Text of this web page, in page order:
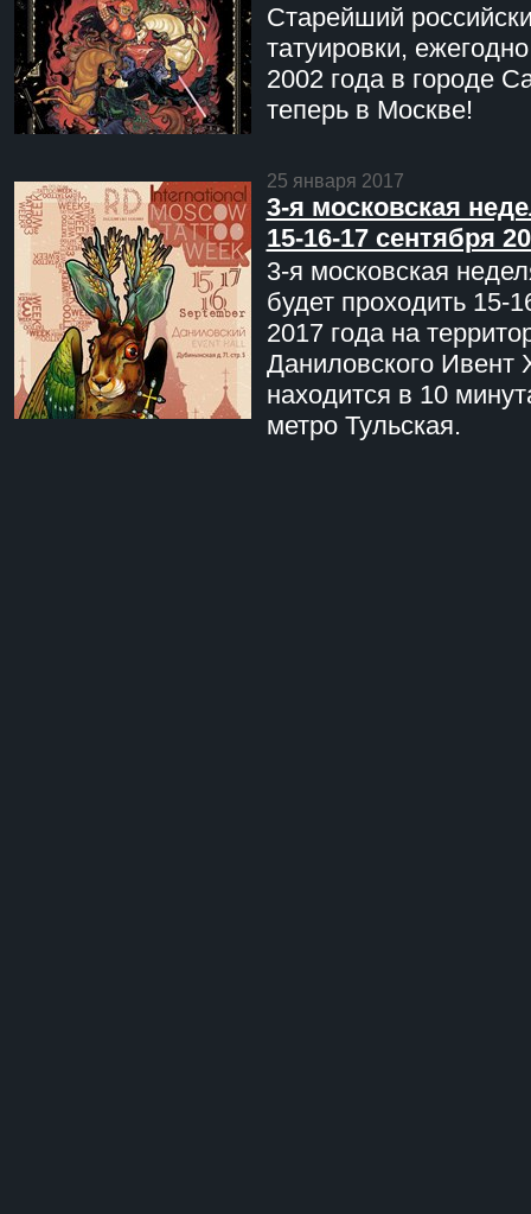
Старейший
татуировки,
2002 года в городе
теперь в Москве!
25 января 2017
3-я московская
15-16-17 сентября
3-я московская
будет проходить 15-
2017 года на
Даниловского Ивент
находится в 10
метро Тульская.